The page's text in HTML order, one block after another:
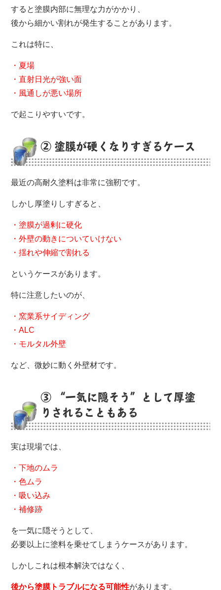
すると塗膜内部に無理な力がかかり、
後から細かい割れが発生することがあります。
これは特に、
・夏場
・直射日光が強い面
・風通しが悪い場所
で起こりやすいです。
② 塗膜が硬くなりすぎるケース
最近の高耐久塗料は非常に強靭です。
しかし厚塗りしすぎると、
・塗膜が過剰に硬化
・外壁の動きについていけない
・揺れや伸縮で割れる
というケースがあります。
特に注意したいのが、
・窯業系サイディング
・ALC
・モルタル外壁
など、微妙に動く外壁材です。
③ “一気に隠そう”として厚塗
りされることもある
実は現場では、
・下地のムラ
・色ムラ
・吸い込み
・補修跡
を一気に隠そうとして、
必要以上に塗料を乗せてしまうケースがあります。
しかしこれは根本解決ではなく、
後から塗膜トラブルになる可能性があります。